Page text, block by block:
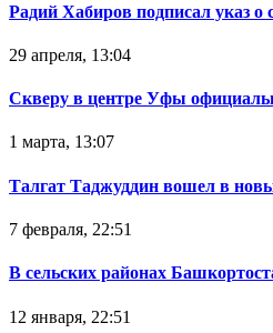
Радий Хабиров подписал указ о
29 апреля, 13:04
Скверу в центре Уфы
1 марта, 13:07
Талгат Таджуддин вошел в
7 февраля, 22:51
В сельских районах
12 января, 22:51